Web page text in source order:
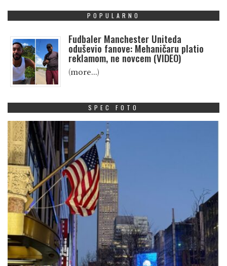
POPULARNO
Fudbaler Manchester Uniteda
oduševio fanove: Mehaničaru platio
reklamom, ne novcem (VIDEO)
(more…)
SPEC FOTO